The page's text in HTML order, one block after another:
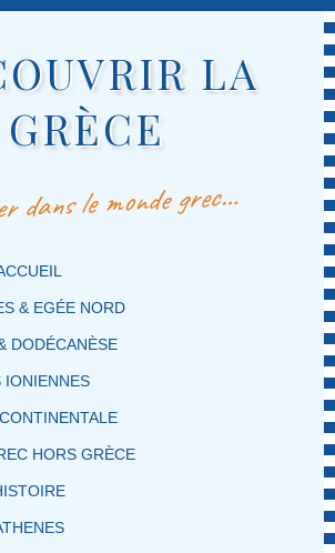
LA
GRÈCE
dans le monde grec…
PRINCIPALE
SECONDAIRE
& EGÉE NORD
DODÉCANÈSE
IONIENNES
HORS GRÈCE